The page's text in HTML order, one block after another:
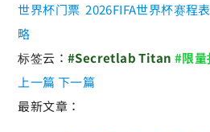
世界杯门票 2026FIFA世界杯赛程表
略
标签云： #Secretlab Titan #限量
上一篇下一篇
最新文章：